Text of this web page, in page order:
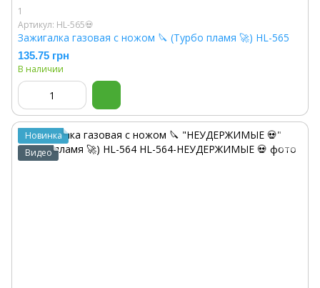
1
Артикул: HL-565💀
Зажигалка газовая с ножом 🔪 (Турбо пламя 🚀) HL-565
135.75 грн
В наличии
Новинка
Видео